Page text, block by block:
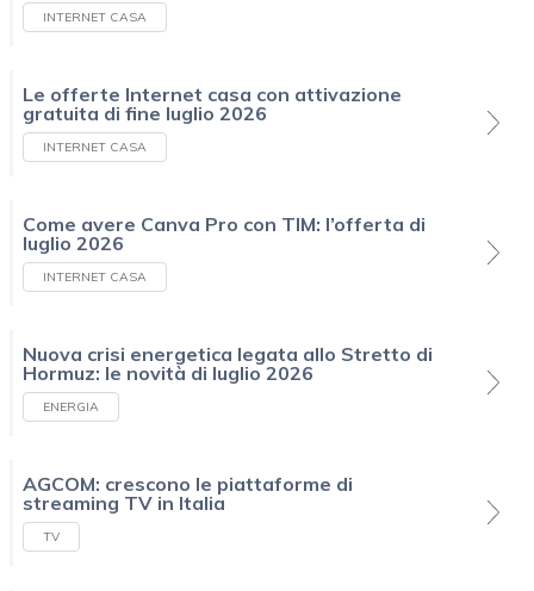
INTERNET CASA
Le offerte Internet casa con attivazione
gratuita di fine luglio 2026
INTERNET CASA
Come avere Canva Pro con TIM: l’offerta di
luglio 2026
INTERNET CASA
Nuova crisi energetica legata allo Stretto di
Hormuz: le novità di luglio 2026
ENERGIA
AGCOM: crescono le piattaforme di
streaming TV in Italia
TV